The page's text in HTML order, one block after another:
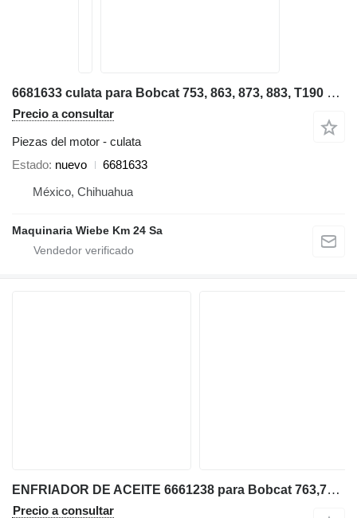
6681633 culata para Bobcat 753, 863, 873, 883, T190 minicargadora
Precio a consultar
Piezas del motor - culata
Estado nuevo
6681633
México, Chihuahua
Maquinaria Wiebe Km 24 Sa
ENFRIADOR DE ACEITE 6661238 para Bobcat 763,753 minicargadora
Precio a consultar